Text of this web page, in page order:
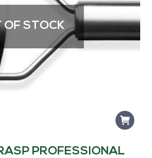
OF STOCK
PROFESSIONAL